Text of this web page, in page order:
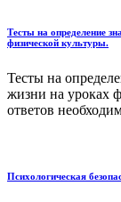
Тесты на определение
физической культуры.
Тесты на
жизни на уроках
ответов
Психологическая